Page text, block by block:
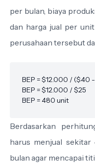
per bulan, biaya
dan harga jual per
perusahaan tersebut
BEP = $12.000 / ($40 -
BEP = $12.000 / $25
Berdasarkan
harus menjual
bulan agar mencapai